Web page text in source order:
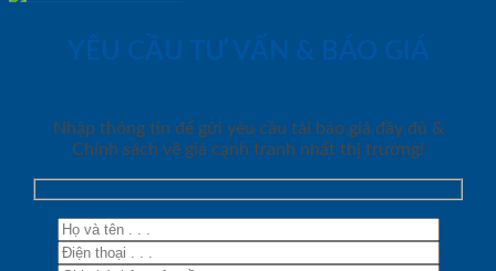
YÊU CẦU TƯ VẤN & BÁO GIÁ
Nhập thông tin để gửi yêu cầu tải báo giá đầy đủ &
Chính sách về giá cạnh tranh nhất thị trường!